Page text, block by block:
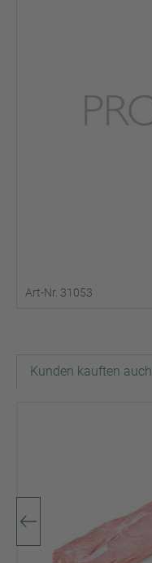
Art-Nr. 31053
Kunden kauften auch